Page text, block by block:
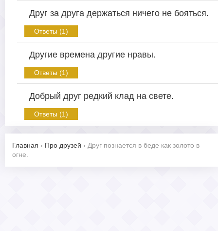
Друг за друга держаться ничего не бояться.
Ответы (1)
Другие времена другие нравы.
Ответы (1)
Добрый друг редкий клад на свете.
Ответы (1)
Главная › Про друзей › Друг познается в беде как золото в
огне.